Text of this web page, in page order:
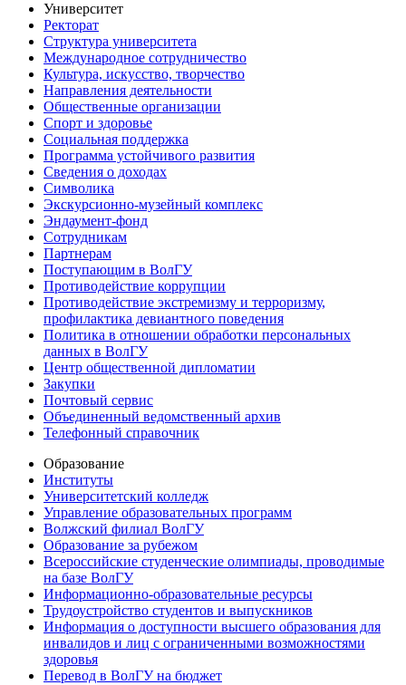
Университет
Ректорат
Структура университета
Международное сотрудничество
Культура, искусство, творчество
Направления деятельности
Общественные организации
Спорт и здоровье
Социальная поддержка
Программа устойчивого развития
Сведения о доходах
Символика
Экскурсионно-музейный комплекс
Эндаумент-фонд
Сотрудникам
Партнерам
Поступающим в ВолГУ
Противодействие коррупции
Противодействие экстремизму и терроризму,
профилактика девиантного поведения
Политика в отношении обработки персональных
данных в ВолГУ
Центр общественной дипломатии
Закупки
Почтовый сервис
Объединенный ведомственный архив
Телефонный справочник
Образование
Институты
Университетский колледж
Управление образовательных программ
Волжский филиал ВолГУ
Образование за рубежом
Всероссийские студенческие олимпиады, проводимые
на базе ВолГУ
Информационно-образовательные ресурсы
Трудоустройство студентов и выпускников
Информация о доступности высшего образования для
инвалидов и лиц с ограниченными возможностями
здоровья
Перевод в ВолГУ на бюджет